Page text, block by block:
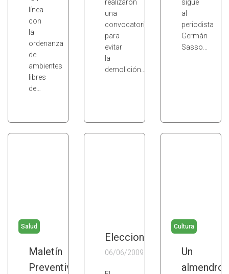
línea
con
la
ordenanza
de
ambientes
libres
de…
realizaron
una
convocatoria
para
evitar
la
demolición…
sigue
al
periodista
Germán
Sasso…
Salud
Maletín
Preventivo
Elecciones
06/06/2009
Cultura
Un
almendro